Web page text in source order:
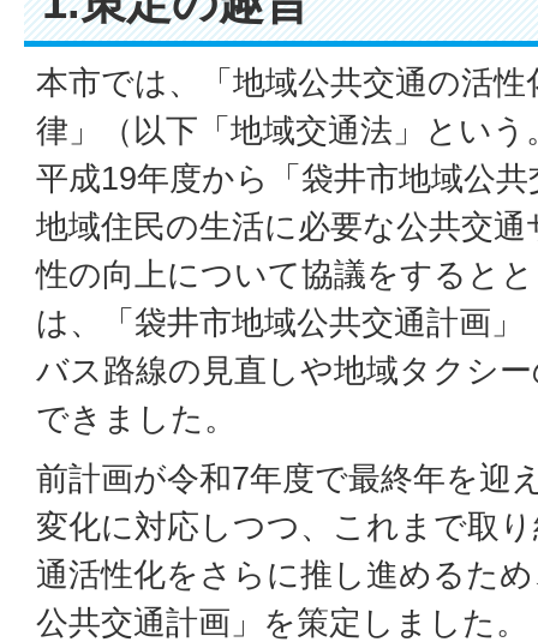
本市では、「地域公共交通の活
律」（以下「地域交通法」とい
平成19年度から「袋井市地域公
地域住民の生活に必要な公共交
性の向上について協議をすると
は、「袋井市地域公共交通計画
バス路線の見直しや地域タクシ
できました。
前計画が令和7年度で最終年を迎
変化に対応しつつ、これまで取
通活性化をさらに推し進めるた
公共交通計画」を策定しました。